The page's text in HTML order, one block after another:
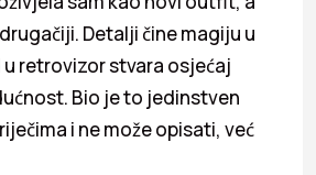
Detalji čine magiju u
retrovizor stvara osjećaj
Bio je to jedinstven
i ne može opisati, već